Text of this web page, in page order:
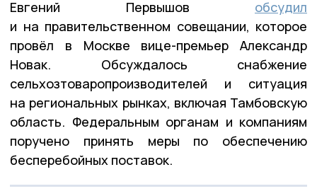
Евгений Первышов обсудил
и на правительственном совещании, которое
провёл в Москве вице-премьер Александр
Новак. Обсуждалось снабжение
сельхозтоваропроизводителей и ситуация
на региональных рынках, включая Тамбовскую
область. Федеральным органам и компаниям
поручено принять меры по обеспечению
бесперебойных поставок.